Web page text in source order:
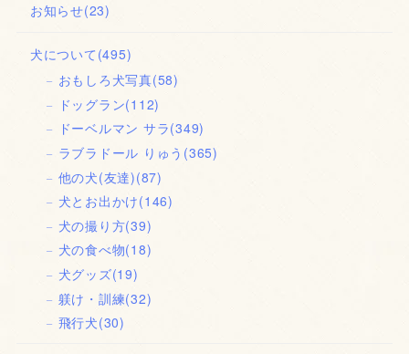
お知らせ(23)
犬について (495)
おもしろ犬写真(58)
ドッグラン(112)
ドーベルマン サラ(349)
ラブラドール りゅう (365)
他の犬(友達)(87)
犬とお出かけ(146)
犬の撮り方(39)
犬の食べ物(18)
犬グッズ(19)
躾け・訓練(32)
飛行犬(30)